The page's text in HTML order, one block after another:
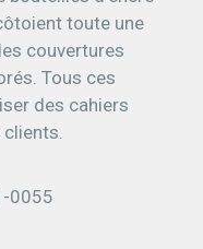
toute une
couvertures
Tous ces
des cahiers
0055